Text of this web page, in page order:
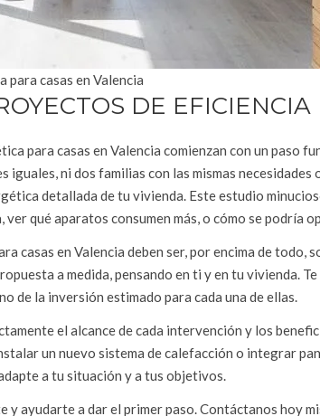
casas en Valencia
DE
para casas en Valencia comienzan con un paso
iguales, ni dos familias con las mismas
detallada de tu vivienda. Este estudio
qué aparatos consumen más, o cómo se podría
casas en Valencia deben ser, por encima de todo,
a medida, pensando en ti y en tu vivienda.
de la inversión estimado para cada una de ellas.
el alcance de cada intervención y los
un nuevo sistema de calefacción o integrar
a tu situación y a tus objetivos.
y ayudarte a dar el primer paso. Contáctanos hoy